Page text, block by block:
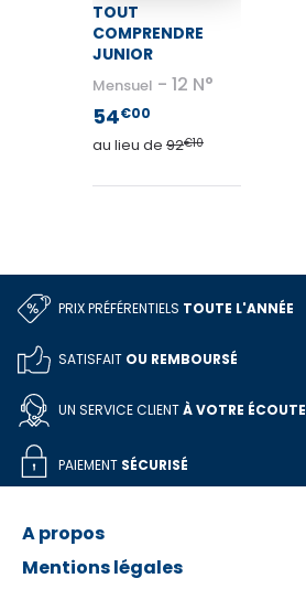
TOUT
COMPRENDRE
JUNIOR
Mensuel 12 N°
54€00
au lieu de 92€10
PRIX PRÉFÉRENTIELS TOUTE L'ANNÉE
SATISFAIT OU REMBOURSÉ
UN SERVICE CLIENTÀ VOTRE ÉCOUTE
PAIEMENT SÉCURISÉ
A propos
Qui sommes-nous ?
Mentions légales